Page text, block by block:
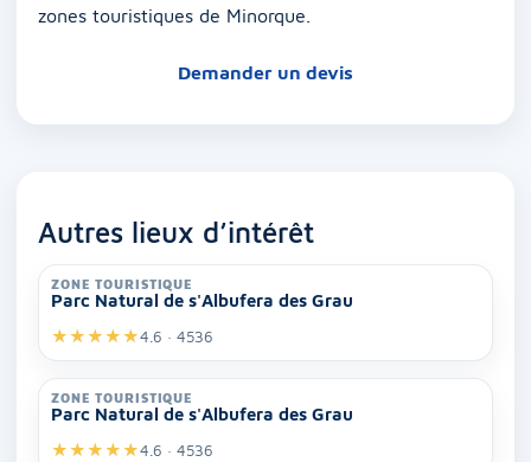
zones touristiques de Minorque.
Demander un devis
Autres lieux d’intérêt
ZONE TOURISTIQUE
Parc Natural de s'Albufera des Grau
★★★★★4.6 · 4536
ZONE TOURISTIQUE
Parc Natural de s'Albufera des Grau
★★★★★4.6 · 4536